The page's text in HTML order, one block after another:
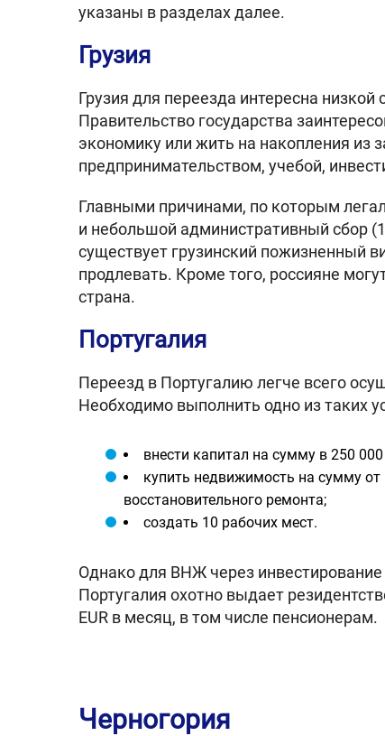
указаны в разделах далее.
Грузия
Грузия для переезда интересна
Правительство государства
экономику или жить на накопления из
предпринимательством, учебой,
Главными причинами, по которым
и небольшой административный сбор
существует грузинский пожизненный
продлевать. Кроме того, россияне
страна.
Португалия
Переезд в Португалию легче всего
Необходимо выполнить одно из таких
внести капитал на сумму в 250
купить недвижимость на сумму от
восстановительного ремонта;
создать 10 рабочих мест.
Однако для ВНЖ через инвестирование
Португалия охотно выдает
EUR в месяц, в том числе пенсионерам.
Черногория